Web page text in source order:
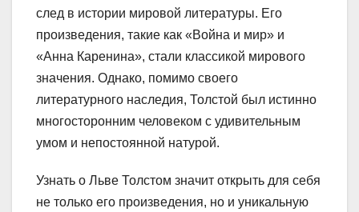
след в истории мировой литературы. Его
произведения, такие как «Война и мир» и
«Анна Каренина», стали классикой мирового
значения. Однако, помимо своего
литературного наследия, Толстой был истинно
многосторонним человеком с удивительным
умом и непостоянной натурой.
Узнать о Льве Толстом значит открыть для себя
не только его произведения, но и уникальную